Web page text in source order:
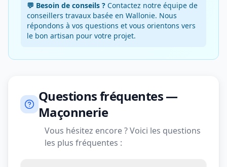
💬 Besoin de conseils ? Contactez notre équipe de
conseillers travaux basée en Wallonie. Nous
répondons à vos questions et vous orientons vers
le bon artisan pour votre projet.
Questions fréquentes —
Maçonnerie
Vous hésitez encore ? Voici les questions
les plus fréquentes :